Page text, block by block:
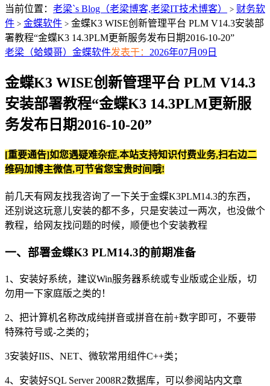
当前位置： 老梁`s Blog（老梁博客,老梁IT技术博客） > 财务软
件 > 金蝶软件 > 金蝶K3 WISE创新管理平台 PLM V14.3安装部
署教程“金蝶K3 14.3PLM更新服务发布日期2016-10-20”
老梁（蛤蟆哥） 金蝶软件发表于： 2026年07月09日
金蝶K3 WISE创新管理平台 PLM V14.3
安装部署教程“金蝶K3 14.3PLM更新服
务发布日期2016-10-20”
[重要通告]如您遇疑难杂症,本站支持知识付费业务,扫右边二
维码加博主微信,可节省您宝贵时间哦!
前几天有网友找我咨询了一下关于金蝶K3PLM14.3的东西，
还别说这玩意儿安装的都不多，只是安装过一两次，也没做个
教程，给网友找问题的时候，顺便也个安装教程
一、部署金蝶K3 PLM14.3的前期准备
1、安装好系统，建议Win服务器系统或专业版或企业版，切
勿用一下家庭版之类的！
2、把计算机名称改成纯拼音或拼音在前+数字即可，不要带
特殊符号或-之类的；
3安装好IIS、NET、微软常用组件C++类；
4、安装好SQL Server 2008R2数据库，可以参阅站内文章